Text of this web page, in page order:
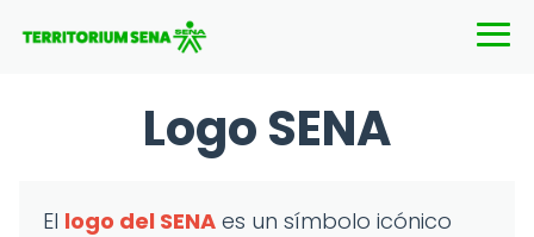
Logo SENA
El logo del SENA es un símbolo icónico